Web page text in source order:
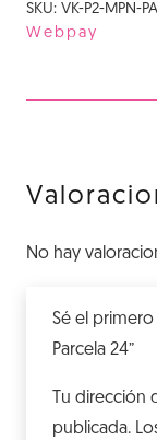
MPN
SKU: VK-P2-MPN-
Webpay
No hay
Sé el primero
Parcela 24”
Tu
publicada.